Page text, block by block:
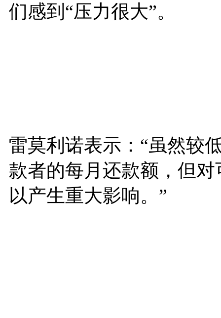
们感到“压力很大”。
雷莫利诺表示：“虽然较
款者的每月还款额，但
以产生重大影响。”